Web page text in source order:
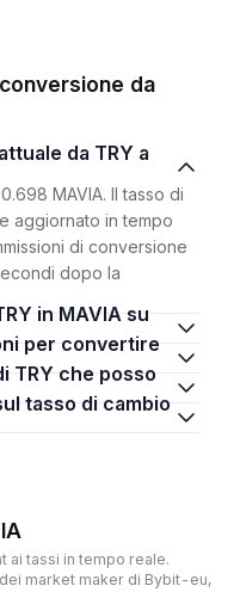
da
MAVIA. Il tasso di
aggiornato in tempo
di conversione
dopo la
ai tassi in tempo reale.
market maker di Bybit-eu,